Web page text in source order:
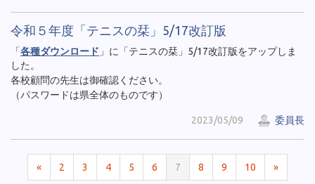
令和５年度「テニスの栞」5/17改訂版
「各種ダウンロード 」に「テニスの栞」5/17改訂版をアップしま
した。
各校顧問の先生は御確認ください。
（パスワードは県全体のものです）
2023/05/09 委員長
« 2 3 4 5 6 7 8 9 10 »